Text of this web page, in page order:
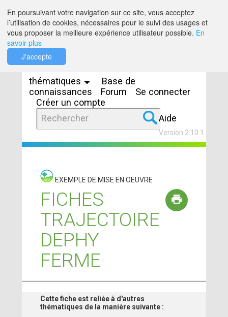
thématiques
Base de
connaissances
Forum
Se connecter
Créer un compte
Aide
Version 2.10.1
EXEMPLE DE MISE EN OEUVRE
FICHES
TRAJECTOIRE
DEPHY
FERME
Cette fiche est reliée à d'autres
thématiques de la manière suivante :
En poursuivant votre navigation sur ce site, vous acceptez
l’utilisation de cookies, nécessaires pour le suivi des usages et
vous proposer la meilleure expérience utilisateur possible. En
savoir plus
J'accepte